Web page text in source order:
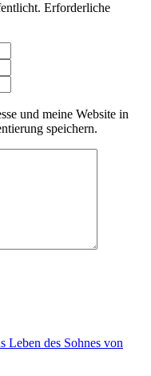
Erforderliche
und meine Website in
speichern.